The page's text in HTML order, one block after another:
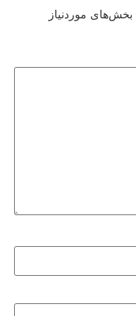
بخش‌های موردنیاز